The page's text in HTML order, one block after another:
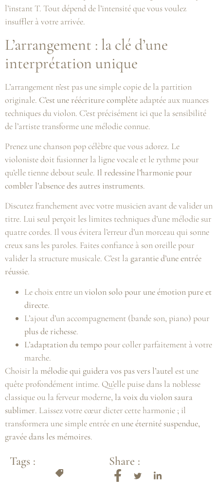
l’instant T. Tout dépend de l’intensité que vous voulez
insuffler à votre arrivée.
L’arrangement : la clé d’une
interprétation unique
L’arrangement n’est pas une simple copie de la partition
originale. C’est une réécriture complète adaptée aux nuances
techniques du violon. C’est précisément ici que la sensibilité
de l’artiste transforme une mélodie connue.
Prenez une chanson pop célèbre que vous adorez. Le
violoniste doit fusionner la ligne vocale et le rythme pour
qu’elle tienne debout seule. Il redessine l’harmonie pour
combler l’absence des autres instruments.
Discutez franchement avec votre musicien avant de valider un
titre. Lui seul perçoit les limites techniques d’une mélodie sur
quatre cordes. Il vous évitera l’erreur d’un morceau qui sonne
creux sans les paroles. Faites confiance à son oreille pour
valider la structure musicale. C’est la garantie d’une entrée
réussie.
Le choix entre unviolon solo pour une émotion pure et
directe.
L’ajout d’un accompagnement (bande son, piano) pour
plus de richesse.
L’adaptation du tempo pour coller parfaitement à votre
marche.
Choisir la mélodie qui guidera vos pas vers l’autel est une
quête profondément intime. Qu’elle puise dans la noblesse
classique ou la ferveur moderne, la voix du violon saura
sublimer. Laissez votre cœur dicter cette harmonie ; il
transformera une simple entrée enune éternité suspendue,
gravée dans les mémoires.
Tags : Share :